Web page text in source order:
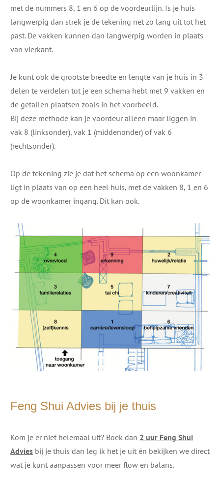
met de nummers 8, 1 en 6 op de voordeurlijn. Is je huis
langwerpig dan strek je de tekening net zo lang uit tot het
past. De vakken kunnen dan langwerpig worden in plaats
van vierkant.
Je kunt ook de grootste breedte en lengte van je huis in 3
delen te verdelen tot je een schema hebt met 9 vakken en
de getallen plaatsen zoals in het voorbeeld.
Bij deze methode kan je voordeur alleen maar liggen in
vak 8 (linksonder), vak 1 (middenonder) of vak 6
(rechtsonder).
Op de tekening zie je dat het schema op een woonkamer
ligt in plaats van op een heel huis, met de vakken 8, 1 en 6
op de woonkamer ingang. Dit kan ook.
Feng Shui Advies bij je thuis
Kom je er niet helemaal uit? Boek dan 2 uur Feng Shui
Advies bij je thuis dan leg ik het je uit én bekijken we direct
wat je kunt aanpassen voor meer flow en balans.